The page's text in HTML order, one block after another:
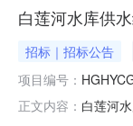
白莲河水库供
招标｜招标公告
项目编号：
正文内容： 白莲河